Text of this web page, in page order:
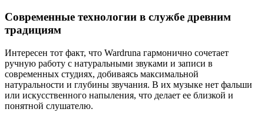
Современные технологии в службе древним
традициям
Интересен тот факт, что Wardruna гармонично сочетает
ручную работу с натуральными звуками и записи в
современных студиях, добиваясь максимальной
натуральности и глубины звучания. В их музыке нет фальши
или искусственного напыления, что делает ее близкой и
понятной слушателю.